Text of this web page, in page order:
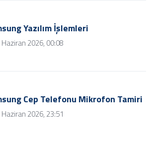
Yazılım İşlemleri
Haziran 2026, 00:08
Cep Telefonu Mikrofon Tamiri
Haziran 2026, 23:51